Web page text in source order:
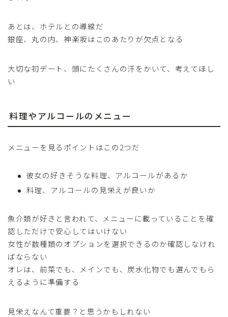
あとは、ホテルとの導線だ
銀座、丸の内、神楽坂はこのあたりが欠点となる
大切な初デート、頭にたくさんの汗をかいて、考えてほし
い
料理やアルコールのメニュー
メニューを見るポイントはこの2つだ
彼女の好きそうな料理、アルコールがあるか
料理、アルコールの見栄えが良いか
魚介類が好きと言われて、メニューに載っていることを確
認しただけで安心してはいけない
女性が数種類のオプションを選択できるのか確認しなけれ
ばならない
オレは、前菜でも、メインでも、炭水化物でも選んでもら
えるように準備する
見栄えなんて重要？と思うかもしれない